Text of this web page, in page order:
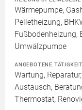
Wärmepumpe,
Pelletheizung,
Fußbodenheizung,
Umwälzpumpe
ANGEBOTENE
Wartung,
Austausch,
Thermostat,